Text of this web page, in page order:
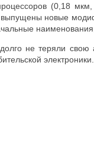
(0,18 мкм,
выпущены новые
долго не теряли свою
электроники.